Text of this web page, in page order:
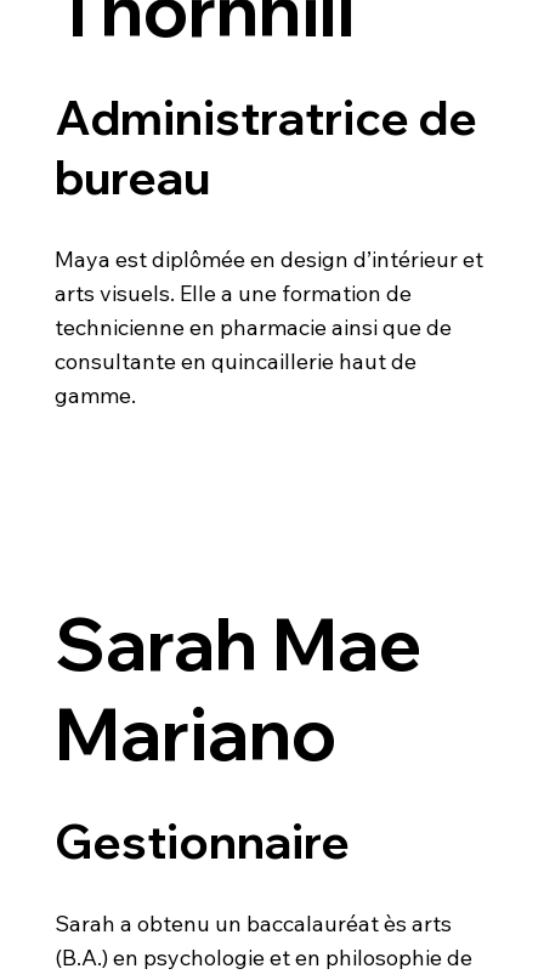
Administratrice de
bureau
Maya est diplômée en design d’intérieur et
arts visuels. Elle a une formation de
technicienne en pharmacie ainsi que de
consultante en quincaillerie haut de
gamme.
Sarah Mae
Mariano
Gestionnaire
Sarah a obtenu un baccalauréat ès arts
(B.A.) en psychologie et en philosophie de